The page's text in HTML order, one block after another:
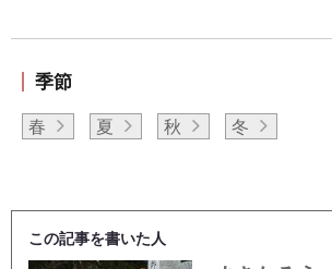
季節
春 夏 秋 冬
この記事を書いた人